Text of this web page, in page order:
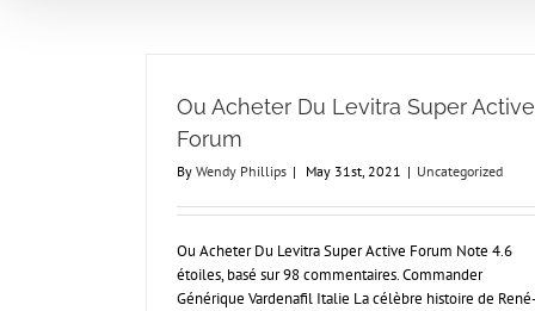
Ou Acheter Du Levitra Super Active
Forum
By Wendy Phillips | May 31st, 2021 | Uncategorized
Ou Acheter Du Levitra Super Active Forum Note 4.6
étoiles, basé sur 98 commentaires. Commander
Générique Vardenafil Italie La célèbre histoire de René-